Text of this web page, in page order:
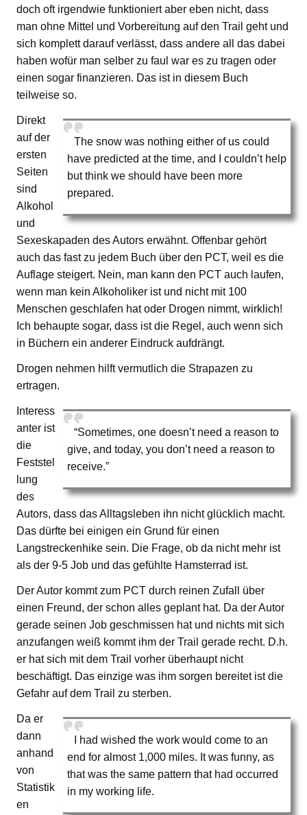
doch oft irgendwie funktioniert aber eben nicht, dass
man ohne Mittel und Vorbereitung auf den Trail geht und
sich komplett darauf verlässt, dass andere all das dabei
haben wofür man selber zu faul war es zu tragen oder
einen sogar finanzieren. Das ist in diesem Buch
teilweise so.
The snow was nothing either of us could
have predicted at the time, and I couldn’t help
but think we should have been more
prepared.
Direkt
auf der
ersten
Seiten
sind
Alkohol
und
Sexeskapaden des Autors erwähnt. Offenbar gehört
auch das fast zu jedem Buch über den PCT, weil es die
Auflage steigert. Nein, man kann den PCT auch laufen,
wenn man kein Alkoholiker ist und nicht mit 100
Menschen geschlafen hat oder Drogen nimmt, wirklich!
Ich behaupte sogar, dass ist die Regel, auch wenn sich
in Büchern ein anderer Eindruck aufdrängt.
Drogen nehmen hilft vermutlich die Strapazen zu
ertragen.
“Sometimes, one doesn’t need a reason to
give, and today, you don’t need a reason to
receive.”
Interess
anter ist
die
Feststel
lung
des
Autors, dass das Alltagsleben ihn nicht glücklich macht.
Das dürfte bei einigen ein Grund für einen
Langstreckenhike sein. Die Frage, ob da nicht mehr ist
als der 9-5 Job und das gefühlte Hamsterrad ist.
Der Autor kommt zum PCT durch reinen Zufall über
einen Freund, der schon alles geplant hat. Da der Autor
gerade seinen Job geschmissen hat und nichts mit sich
anzufangen weiß kommt ihm der Trail gerade recht. D.h.
er hat sich mit dem Trail vorher überhaupt nicht
beschäftigt. Das einzige was ihm sorgen bereitet ist die
Gefahr auf dem Trail zu sterben.
I had wished the work would come to an
end for almost 1,000 miles. It was funny, as
that was the same pattern that had occurred
in my working life.
Da er
dann
anhand
von
Statistik
en